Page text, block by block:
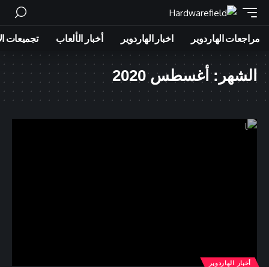
مراجعات الهاردوير اخبار الهاردوير أخبار الألعاب تجميعات
الشهر: أغسطس 2020
أخبار الهاردوير